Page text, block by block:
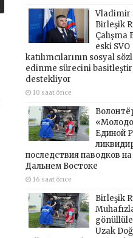
Vladimir
Birleşik
Çalışma
eski SVO
katılımcılarının sosyal
edinme sürecini
destekliyor
10 saat önce
Единой
последствия паводков
Дальнем Востоке
16 saat önce
Birleşik
Uzak